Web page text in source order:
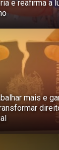
e reafirma a
mais e